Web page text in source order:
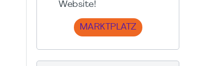
Website!
MARKTPLATZ